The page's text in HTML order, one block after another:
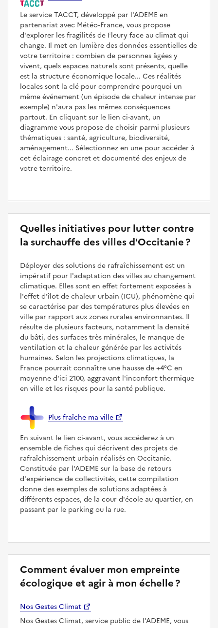
Le service TACCT, développé par l'ADEME en
partenariat avec Météo‑France, vous propose
d'explorer les fragilités de Fleury face au climat qui
change. Il met en lumière des données essentielles de
votre territoire : combien de personnes âgées y
vivent, quels espaces naturels sont présents, quelle
est la structure économique locale... Ces réalités
locales sont la clé pour comprendre pourquoi un
même événement (un épisode de chaleur intense par
exemple) n'aura pas les mêmes conséquences
partout. En cliquant sur le lien ci-avant, un
diagramme vous propose de choisir parmi plusieurs
thématiques : santé, agriculture, biodiversité,
aménagement... Sélectionnez en une pour accéder à
cet éclairage concret et documenté des enjeux de
votre territoire.
Quelles initiatives pour lutter contre
la surchauffe des villes d'Occitanie ?
Déployer des solutions de rafraîchissement est un
impératif pour l'adaptation des villes au changement
climatique. Elles sont en effet fortement exposées à
l'effet d'îlot de chaleur urbain (ICU), phénomène qui
se caractérise par des températures plus élevées en
ville par rapport aux zones rurales environnantes. Il
résulte de plusieurs facteurs, notamment la densité
du bâti, des surfaces très minérales, le manque de
ventilation et la chaleur générée par les activités
humaines. Selon les projections climatiques, la
France pourrait connaître une hausse de +4°C en
moyenne d'ici 2100, aggravant l'inconfort thermique
en ville et les risques pour la santé publique.
Plus fraîche ma ville
En suivant le lien ci-avant, vous accéderez à un
ensemble de fiches qui décrivent des projets de
rafraîchissement urbain réalisés en Occitanie.
Constituée par l'ADEME sur la base de retours
d'expérience de collectivités, cette compilation
donne des exemples de solutions adaptées à
différents espaces, de la cour d'école au quartier, en
passant par le parking ou la rue.
Comment évaluer mon empreinte
écologique et agir à mon échelle ?
Nos Gestes Climat
Nos Gestes Climat, service public de l'ADEME, vous